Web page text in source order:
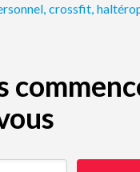
, crossfit,